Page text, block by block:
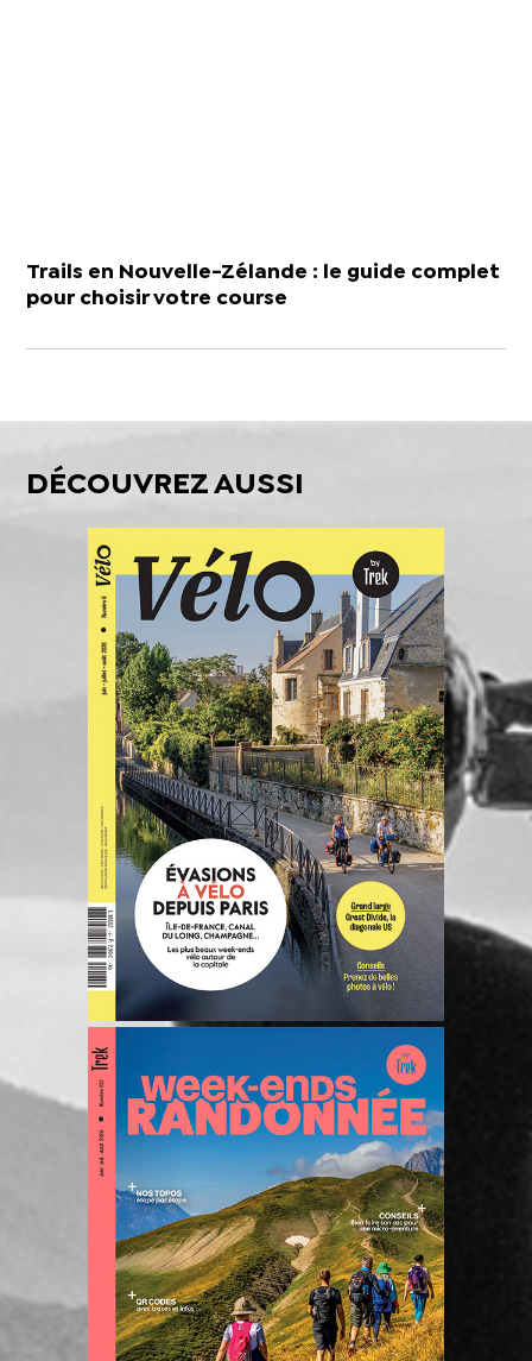
Trails en Nouvelle-Zélande : le guide complet
pour choisir votre course
DÉCOUVREZ AUSSI